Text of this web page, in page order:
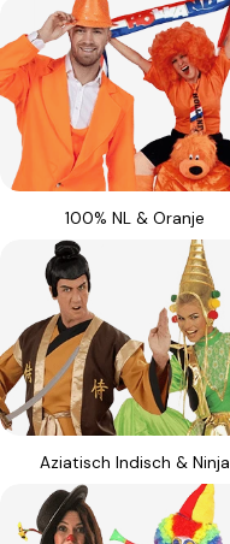
l
e
t
100% NL & Oranje
Aziatisch Indisch & Ninja